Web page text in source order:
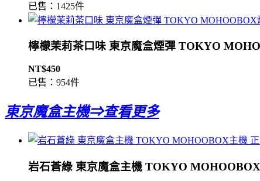
已售：1425件
檸檬茉莉茶口味 東京魔盒煙彈 TOKYO
NT$450
已售：954件
東京魔盒主機⇒查看更多
岩石蒼綠 東京魔盒主機 TOKYO